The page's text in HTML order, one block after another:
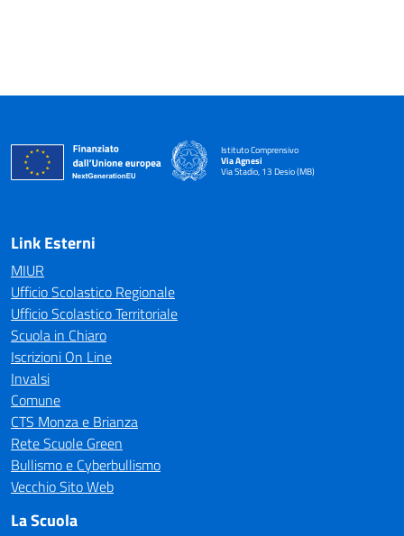
Istituto Comprensivo
Via Agnesi
Via Stadio, 13 Desio (MB)
— Visita la pagina iniziale della scuola
Link Esterni
MIUR
Ufficio Scolastico Regionale
Ufficio Scolastico Territoriale
Scuola in Chiaro
Iscrizioni On Line
Invalsi
Comune
CTS Monza e Brianza
Rete Scuole Green
Bullismo e Cyberbullismo
Vecchio Sito Web
La Scuola